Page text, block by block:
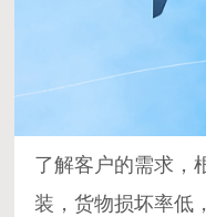
了解客户的需求，
装，货物损坏率低